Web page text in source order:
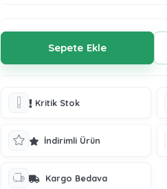
Kritik Stok
İndirimli Ürün
Kargo Bedava